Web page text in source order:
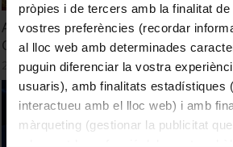
pròpies i de tercers amb la finalitat
vostres preferències (recordar
al lloc web amb determinades
puguin diferenciar la vostra
usuaris), amb finalitats estadístiques
interactueu amb el lloc web) i amb
màrqueting (gestionar la publicitat que
adequant-la en funció dels vostres
Acte de graduació de Biologia,
Ciències Ambientals i Ciències
28 Noviembre, 2018